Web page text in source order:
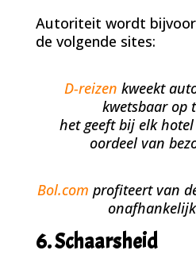
Autoriteit wordt
de volgende sites:
D-reizen kweekt
kwetsbaar op
het geeft bij elk
oordeel van
Bol.com profiteert van
6. Schaarsheid